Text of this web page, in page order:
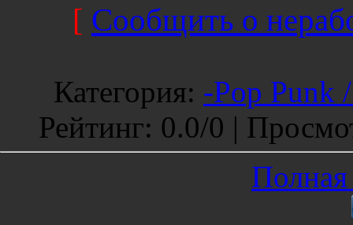
[ Сообщить о
Категория: -Pop Punk
Рейтинг: 0.0/0 |
Полная